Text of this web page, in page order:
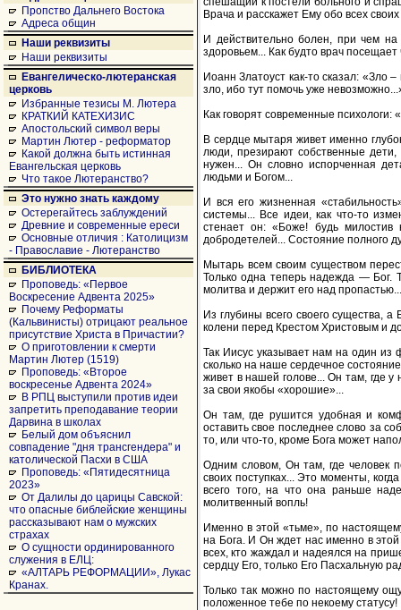
Пропство Дальнего Востока
Адреса общин
Наши реквизиты
Наши реквизиты
Евангелическо-лютеранская
церковь
Избранные тезисы М. Лютера
КРАТКИЙ КАТЕХИЗИС
Апостольский символ веры
Мартин Лютер - реформатор
Какой должна быть истинная
Евангельская церковь
Что такое Лютеранство?
Это нужно знать каждому
Остерегайтесь заблуждений
Древние и современные ереси
Основные отличия : Католицизм
- Православие - Лютеранство
БИБЛИОТЕКА
Проповедь: «Первое
Воскресение Адвента 2025»
Почему Реформаты
(Кальвинисты) отрицают реальное
присутствие Христа в Причастии?
О приготовлении к смерти
Мартин Лютер (1519)
Проповедь: «Второе
воскресенье Адвента 2024»
В РПЦ выступили против идеи
запретить преподавание теории
Дарвина в школах
Белый дом объяснил
совпадение "дня трансгендера" и
католической Пасхи в США
Проповедь: «Пятидесятница
2023»
От Далилы до царицы Савской:
что опасные библейские женщины
рассказывают нам о мужских
страхах
О сущности ординированного
служения в ЕЛЦ:
«АЛТАРЬ РЕФОРМАЦИИ», Лукас
Кранах.
Врача и расскажет Ему обо всех
И действительно болен, при чем
здоровьем... Как будто врач посещает
Иоанн Златоуст как-то сказал: «Зло
зло, ибо тут помочь уже
Как говорят современные
В сердце мытаря живет именно
люди, презирают собственные
нужен... Он словно испорченная
людьми и Богом...
И вся его жизненная
системы... Все идеи, как что-то
стенает он: «Боже! будь милостив
добродетелей... Состояние полного
Мытарь всем своим существом
Только одна теперь надежда — Бог.
молитва и держит его над пропастью...
Из глубины всего своего существа,
колени перед Крестом Христовым и
Так Иисус указывает нам на один из
сколько на наше сердечное
живет в нашей голове... Он там, где у
за свои якобы «хорошие»...
Он там, где рушится удобная и
оставить свое последнее слово за
то, или что-то, кроме Бога может
Одним словом, Он там, где человек
своих поступках... Это моменты,
всего того, на что она раньше
молитвенный вопль!
Именно в этой «тьме», по
на Бога. И Он ждет нас именно в
всех, кто жаждал и надеялся на
сердцу Его, только Его Пасхальную
Только так можно по настоящему
положенное тебе по некоему статусу!